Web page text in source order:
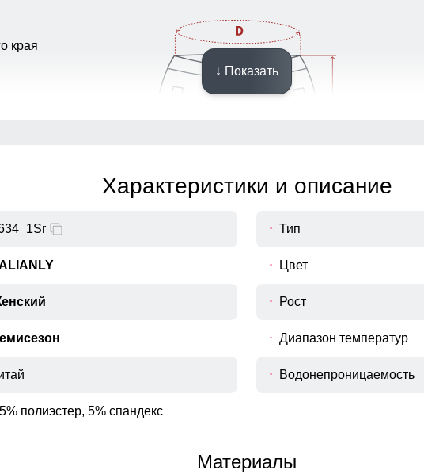
края
↓ Показать
Характеристики и описание
Тип
Цвет
Рост
Диапазон температур
Водонепроницаемость
полиэстер, 5% спандекс
Материалы